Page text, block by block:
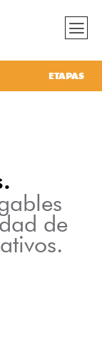
ETAPAS
de